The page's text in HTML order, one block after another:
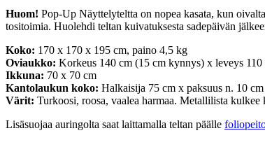
Huom! Pop-Up Näyttelyteltta on nopea kasata, kun
tositoimia. Huolehdi teltan kuivatuksesta sadepäivän
Koko: 170 x 170 x 195 cm, paino 4,5 kg
Oviaukko: Korkeus 140 cm (15 cm kynnys) x leveys 110
Ikkuna: 70 x 70 cm
Kantolaukun koko: Halkaisija 75 cm x paksuus n. 10 cm
Värit: Turkoosi, roosa, vaalea harmaa. Metallilista kulkee
Lisäsuojaa auringolta saat laittamalla teltan päälle